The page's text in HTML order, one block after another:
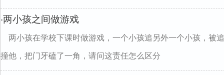
·两小孩之间做游戏
两小孩在学校下课时做游戏，一个小孩追另外一个小孩，被
撞他，把门牙磕了一角，请问这责任怎么区分